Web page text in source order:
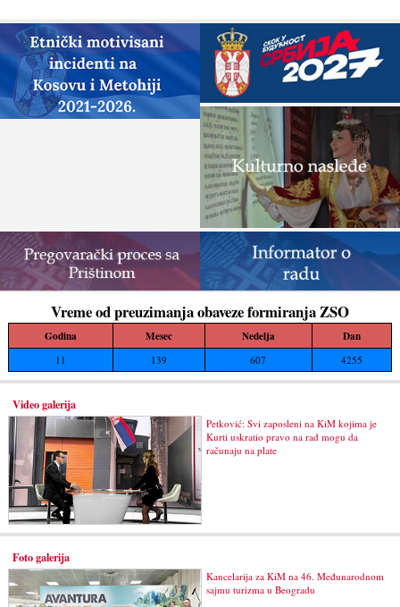
građevinskih...
Vreme od preuzimanja obaveze formiranja ZSO
Godina Mesec Nedelja Dan
11 139 607 4255
Video galerija
Petković: Svi zaposleni na KiM kojima je
Kurti uskratio pravo na rad mogu da
računaju na plate
Foto galerija
Kancelarija za KiM na 46. Međunarodnom
sajmu turizma u Beogradu